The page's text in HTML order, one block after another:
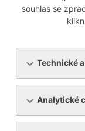
Odborně
trhu, mezi které
Elmo
Nash Elmo
souhlas se
Technické
Analytické